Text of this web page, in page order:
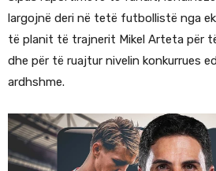
largojnë deri në tetë futbollistë nga
të planit të trajnerit Mikel Arteta për
dhe për të ruajtur nivelin konkurrues
ardhshme.